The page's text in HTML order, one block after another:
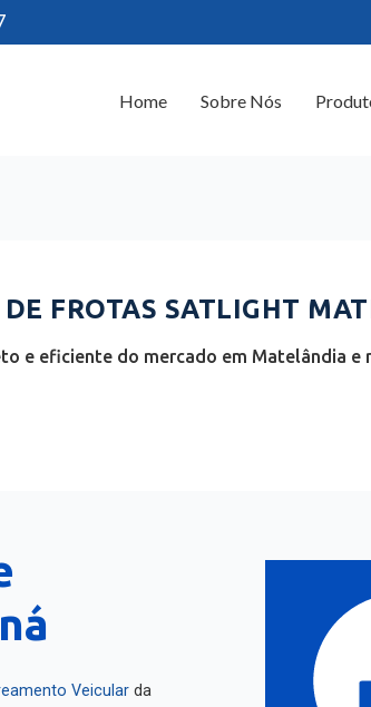
Home Sobre Nós
FROTAS SATLIGHT
e eficiente do mercado em Matelândia e
Veicular da